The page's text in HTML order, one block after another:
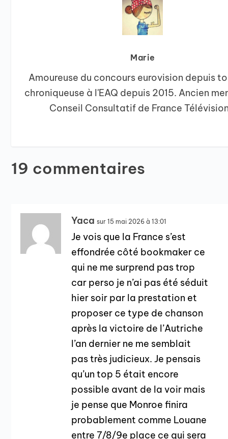
Marie
Amoureuse du concours eurovision depuis
chroniqueuse à l'EAQ depuis 2015. Ancien
Conseil Consultatif de France
19 commentaires
Yaca sur 15 mai 2026 à 13:01
Je vois que la France s’est
effondrée côté bookmaker ce
qui ne me surprend pas trop
car perso je n’ai pas été séduit
hier soir par la prestation et
proposer ce type de chanson
après la victoire de l’Autriche
l’an dernier ne me semblait
pas très judicieux. Je pensais
qu’un top 5 était encore
possible avant de la voir mais
je pense que Monroe finira
probablement comme Louane
entre 7/8/9e place ce qui sera